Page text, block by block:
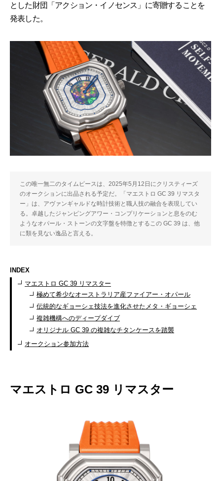
とした財団「アクション・イノセンス」に寄贈することを
発表した。
この唯一無二のタイムピースは、2025年5月12日にクリスティーズ
のオークションに出品される予定だ。「マエストロ GC 39 リマスタ
ー」は、アヴァンギャルドな時計技術と職人技の融合を表現してい
る。卓越したジャンピングアワー・コンプリケーションと息をのむ
ようなオパール・ストーンの文字盤を特徴とするこの GC 39 は、他
に類を見ない逸品と言える。
INDEX
マエストロ GC 39 リマスター
極めて希少なオーストラリア産ファイアー・オパール
伝統的なギョーシェ技法を進化させたメタ・ギョーシェ
複雑機構へのディープダイブ
オリジナル GC 39 の複雑なチタンケースを踏襲
オークション参加方法
マエストロ GC 39 リマスター